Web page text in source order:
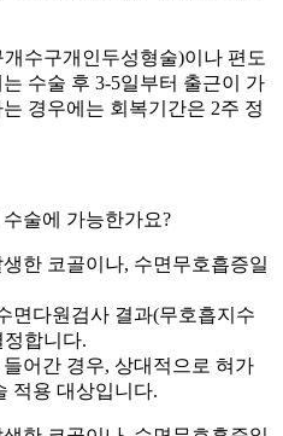
수구개인두성형술)이나 편도
수술 후 3-5일부터 출근이 가
경우에는 회복기간은 2주 정
술에 가능한가요?
한 코골이나, 수면무호흡증일
면다원검사 결과(무호흡지수
합니다.
어간 경우, 상대적으로 혀가
적용 대상입니다.